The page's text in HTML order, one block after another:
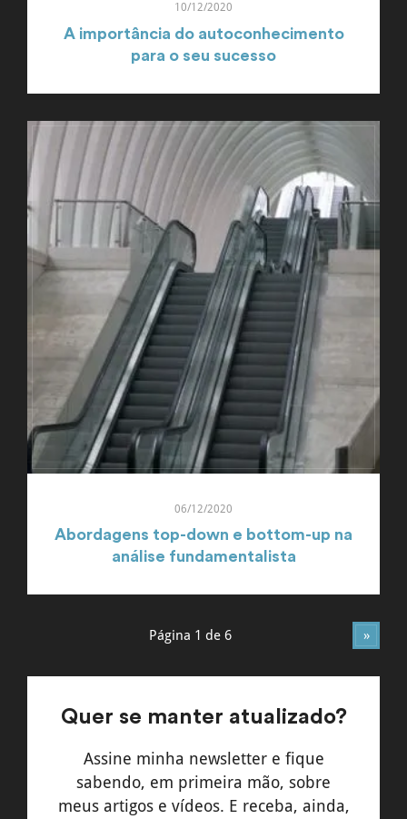
10/12/2020
A importância do autoconhecimento
para o seu sucesso
06/12/2020
Abordagens top-down e bottom-up na
análise fundamentalista
Página 1 de 6 »
Quer se manter atualizado?
Assine minha newsletter e fique
sabendo, em primeira mão, sobre
meus artigos e vídeos. E receba, ainda,